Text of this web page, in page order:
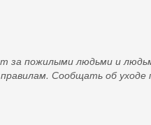
за пожилыми людьми и
Сообщать об